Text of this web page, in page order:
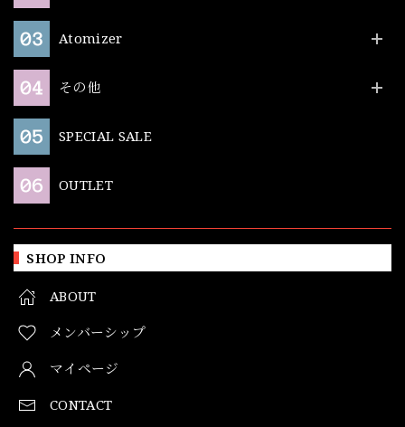
Atomizer
その他
SPECIAL SALE
OUTLET
SHOP INFO
ABOUT
メンバーシップ
マイページ
CONTACT